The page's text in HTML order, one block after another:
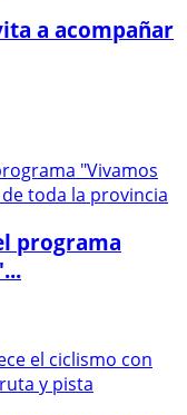
a acompañar
programa